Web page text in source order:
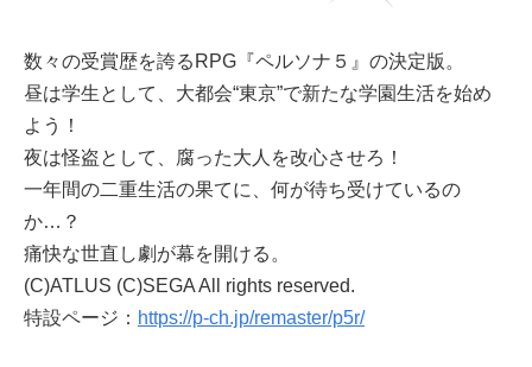
数々の受賞歴を誇るRPG『ペルソナ５』の決定版。
昼は学生として、大都会“東京”で新たな学園生活を始め
よう！
夜は怪盗として、腐った大人を改心させろ！
一年間の二重生活の果てに、何が待ち受けているの
か…？
痛快な世直し劇が幕を開ける。
(C)ATLUS (C)SEGA All rights reserved.
特設ページ： https://p-ch.jp/remaster/p5r/